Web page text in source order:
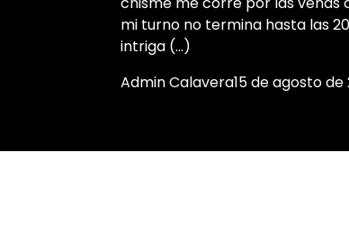
mi turno no termina hasta las
intriga (...)
Admin Calavera15 de agosto de